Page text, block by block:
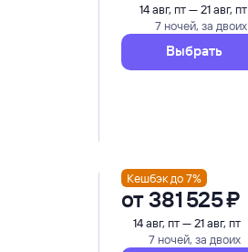
14 авг, пт — 21 авг, пт
7 ночей, за двоих
Выбрать
Кешбэк до 7%
от381 ⁠525 ⁠₽
14 авг, пт — 21 авг, пт
7 ночей, за двоих